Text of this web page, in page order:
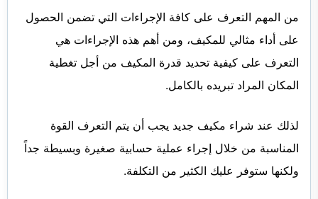
من المهم التعرف على كافة الإجراءات التي تضمن الحصول
على أداء مثالي للمكيف، ومن أهم هذه الإجراءات هي
التعرف على كيفية تحديد قدرة المكيف من أجل تغطية
المكان المراد تبريده بالكامل.
لذلك عند شراء مكيف جديد يجب أن يتم التعرف القوة
المناسبة من خلال إجراء عملية حسابية صغيرة وبسيطة جداً
ولكنها ستوفر عليك الكثير من التكلفة.